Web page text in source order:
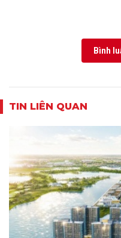
Bình
TIN LIÊN QUAN